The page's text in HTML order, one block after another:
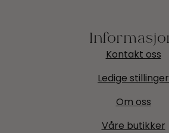
Kontakt oss
Ledige stillinger
Om oss
Våre butikker